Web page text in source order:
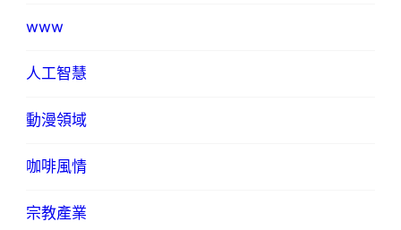
www
人工智慧
動漫領域
咖啡風情
宗教產業